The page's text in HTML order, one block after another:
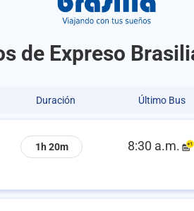
de Expreso
Duración Último Bus
1h 20m 8:30 a.m.